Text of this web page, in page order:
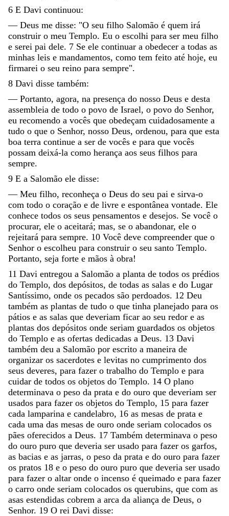
6 E Davi continuou:
— Deus me disse: "O seu filho Salomão é quem irá
construir o meu Templo. Eu o escolhi para ser meu filho
e serei pai dele. 7 Se ele continuar a obedecer a todas as
minhas leis e mandamentos, como tem feito até hoje, eu
firmarei o seu reino para sempre".
8 Davi disse também:
— Portanto, agora, na presença do nosso Deus e desta
assembleia de todo o povo de Israel, o povo do Senhor,
eu recomendo a vocês que obedeçam cuidadosamente a
tudo o que o Senhor, nosso Deus, ordenou, para que esta
boa terra continue a ser de vocês e para que vocês
possam deixá-la como herança aos seus filhos para
sempre.
9 E a Salomão ele disse:
— Meu filho, reconheça o Deus do seu pai e sirva-o
com todo o coração e de livre e espontânea vontade. Ele
conhece todos os seus pensamentos e desejos. Se você o
procurar, ele o aceitará; mas, se o abandonar, ele o
rejeitará para sempre. 10 Você deve compreender que o
Senhor o escolheu para construir o seu santo Templo.
Portanto, seja forte e mãos à obra!
11 Davi entregou a Salomão a planta de todos os prédios
do Templo, dos depósitos, de todas as salas e do Lugar
Santíssimo, onde os pecados são perdoados. 12 Deu
também as plantas de tudo o que tinha planejado para os
pátios e as salas que deveriam ficar ao seu redor e as
plantas dos depósitos onde seriam guardados os objetos
do Templo e as ofertas dedicadas a Deus. 13 Davi
também deu a Salomão por escrito a maneira de
organizar os sacerdotes e levitas no cumprimento dos
seus deveres, para fazer o trabalho do Templo e para
cuidar de todos os objetos do Templo. 14 O plano
determinava o peso da prata e do ouro que deveriam ser
usados para fazer os objetos do Templo, 15 para fazer
cada lamparina e candelabro, 16 as mesas de prata e
cada uma das mesas de ouro onde seriam colocados os
pães oferecidos a Deus. 17 Também determinava o peso
do ouro puro que deveria ser usado para fazer os garfos,
as bacias e as jarras, o peso da prata e do ouro para fazer
os pratos 18 e o peso do ouro puro que deveria ser usado
para fazer o altar onde o incenso é queimado e para fazer
o carro onde seriam colocados os querubins, que com as
asas estendidas cobrem a arca da aliança de Deus, o
Senhor. 19 O rei Davi disse: